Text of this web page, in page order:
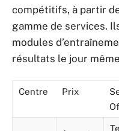
compétitifs, à partir
gamme de services.
modules
résultats le jour
Centre Prix